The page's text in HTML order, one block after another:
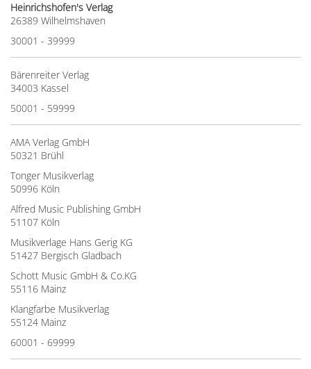
Heinrichshofen's Verlag
26389 Wilhelmshaven
30001 - 39999
Bärenreiter Verlag
34003 Kassel
50001 - 59999
AMA Verlag GmbH
50321 Brühl
Tonger Musikverlag
50996 Köln
Alfred Music Publishing GmbH
51107 Köln
Musikverlage Hans Gerig KG
51427 Bergisch Gladbach
Schott Music GmbH & Co.KG
55116 Mainz
Klangfarbe Musikverlag
55124 Mainz
60001 - 69999